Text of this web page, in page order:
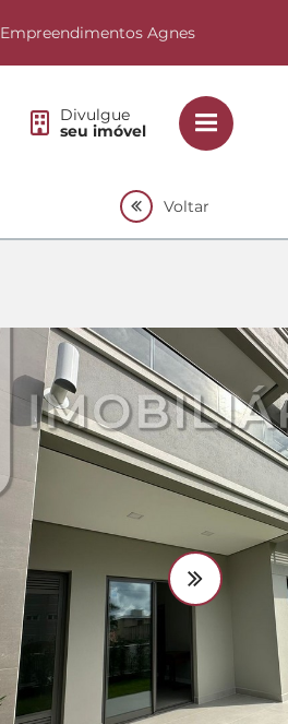
Empreendimentos Agnes
Divulgue
seu imóvel
Voltar